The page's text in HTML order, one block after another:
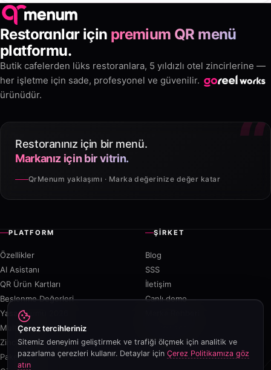
Restoranlar için premium QR menü
platformu.
Butik cafelerden lüks restoranlara, 5 yıldızlı otel zincirlerine —
her işletme için sade, profesyonel ve güvenilir.
ürünüdür.
Restoranınız için bir menü.
Markanız için bir vitrin.
QrMenum yaklaşımı · Marka değerinize değer katar
PLATFORM
Özellikler
AI Asistanı
QR Ürün Kartları
Beslenme Değerleri
Yasa Uyumu 2026
Multi-outlet
Zincir Programı
Paket Servis
ŞIRKET
Blog
SSS
İletişim
Canlı demo
Çerez tercihleriniz
Sitemiz deneyimi geliştirmek ve trafiği ölçmek için analitik ve
pazarlama çerezleri kullanır. Detaylar için Çerez Politikamıza göz
atın